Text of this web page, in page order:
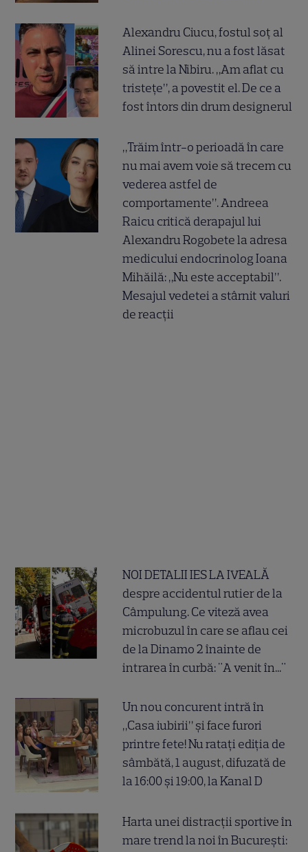
Alexandru Ciucu, fostul soț al
Alinei Sorescu, nu a fost lăsat
să intre la Nibiru. „Am aflat cu
tristețe”, a povestit el. De ce a
fost întors din drum designerul
„Trăim într-o perioadă în care
nu mai avem voie să trecem cu
vederea astfel de
comportamente”. Andreea
Raicu critică derapajul lui
Alexandru Rogobete la adresa
medicului endocrinolog Ioana
Mihăilă: „Nu este acceptabil”.
Mesajul vedetei a stârnit valuri
de reacții
NOI DETALII IES LA IVEALĂ
despre accidentul rutier de la
Câmpulung. Ce viteză avea
microbuzul în care se aflau cei
de la Dinamo 2 înainte de
intrarea în curbă: "A venit în..."
Un nou concurent intră în
„Casa iubirii” și face furori
printre fete! Nu ratați ediția de
sâmbătă, 1 august, difuzată de
la 16:00 și 19:00, la Kanal D
Harta unei distracții sportive în
mare trend la noi în București: